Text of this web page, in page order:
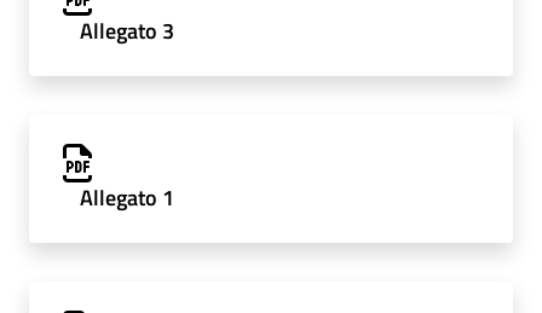
Allegato 3
Allegato 1